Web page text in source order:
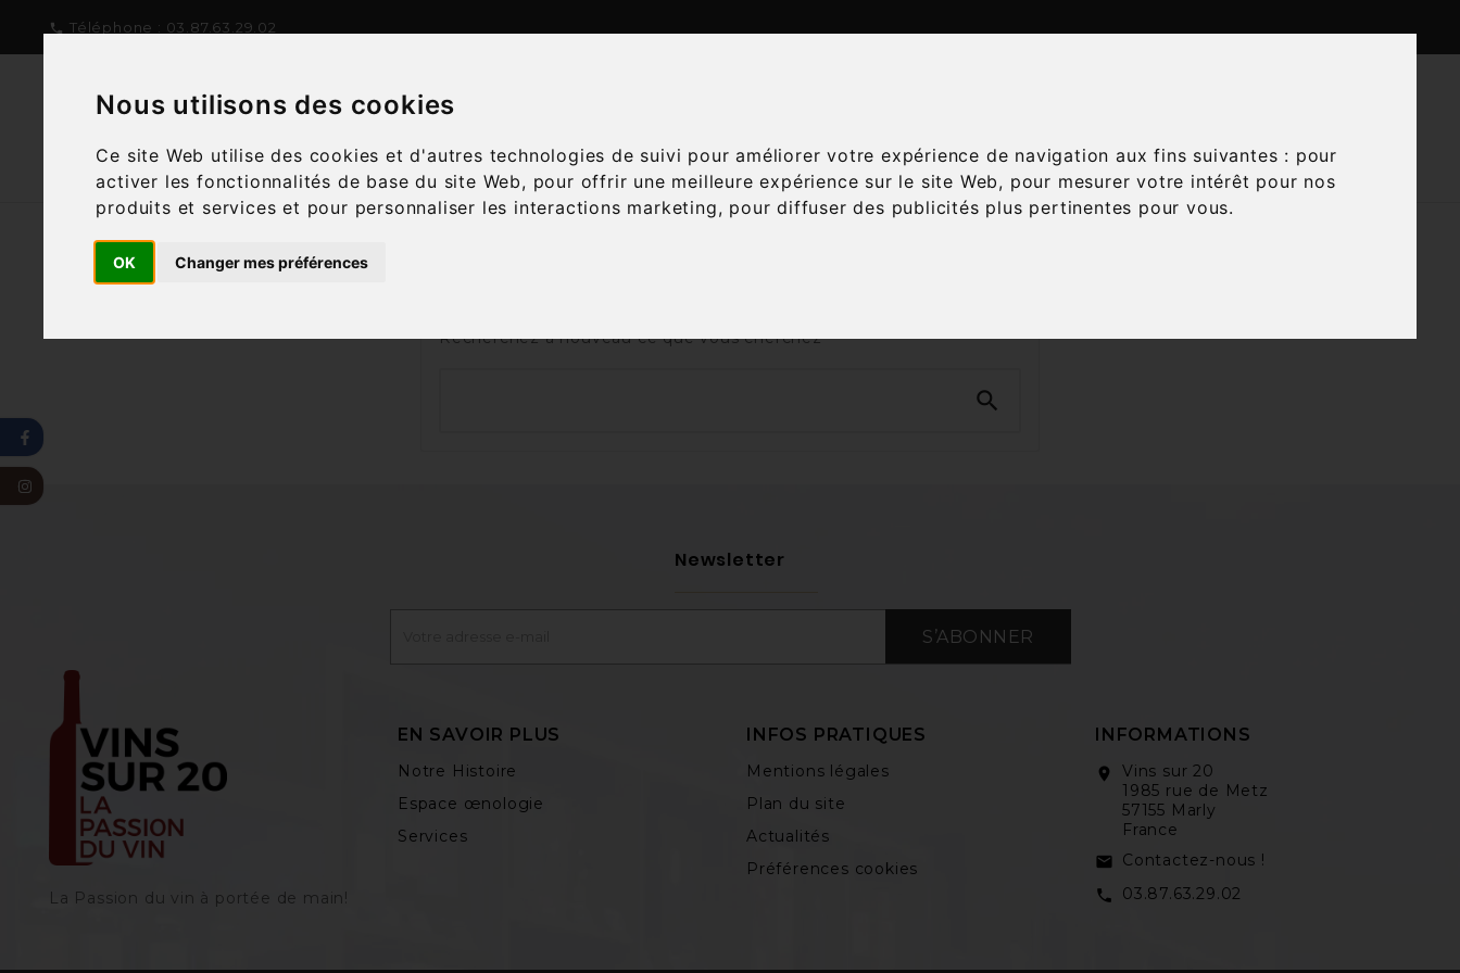
Nous utilisons des cookies
Ce site Web utilise des cookies et d'autres technologies de suivi pour améliorer votre expérience de navigation aux fins suivantes : pour
activer les fonctionnalités de base du site Web, pour offrir une meilleure expérience sur le site Web, pour mesurer votre intérêt pour nos
produits et services et pour personnaliser les interactions marketing, pour diffuser des publicités plus pertinentes pour vous.
OK Changer mes préférences
 Téléphone : 03.87.63.29.02
Recherchez à nouveau ce que vous cherchez

Newsletter
S’ABONNER
La Passion du vin à portée de main‎!
EN SAVOIR PLUS
Notre Histoire
Espace œnologie
Services
INFOS PRATIQUES
Mentions légales
Plan du site
Actualités
Préférences cookies
INFORMATIONS
location_on
Vins sur 20
1985 rue de Metz
57155 Marly
France
email Contactez-nous !
call 03.87.63.29.02